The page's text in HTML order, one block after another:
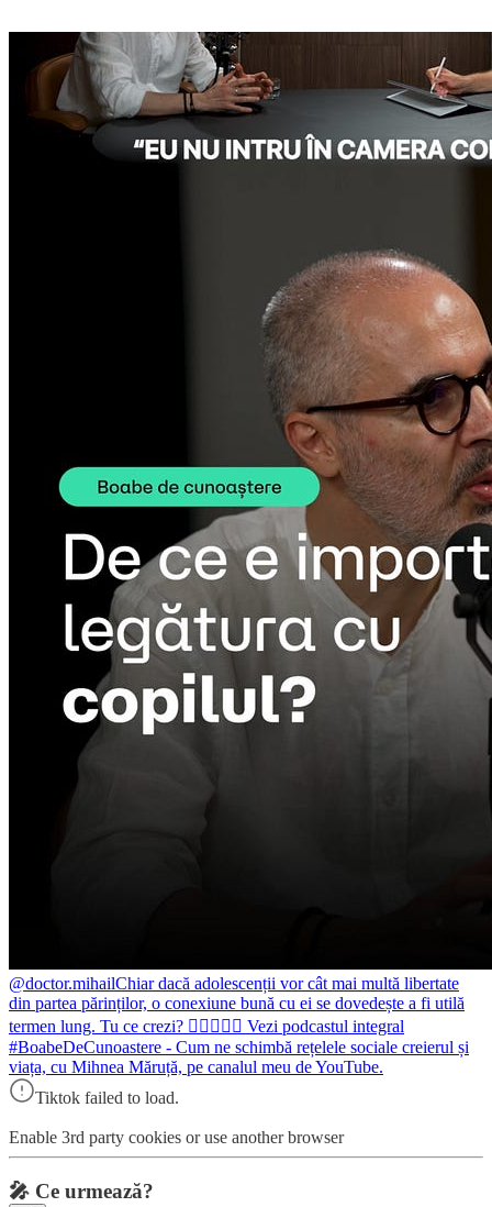
@doctor.mihailChiar dacă adolescenții vor cât mai multă libertate
din partea părinților, o conexiune bună cu ei se dovedește a fi utilă
termen lung. Tu ce crezi? 👨🏼‍⚕️☝🏻 Vezi podcastul integral
#BoabeDeCunoastere - Cum ne schimbă rețelele sociale creierul și
viața, cu Mihnea Măruță, pe canalul meu de YouTube.
Tiktok failed to load.
Enable 3rd party cookies or use another browser
🎤 Ce urmează?